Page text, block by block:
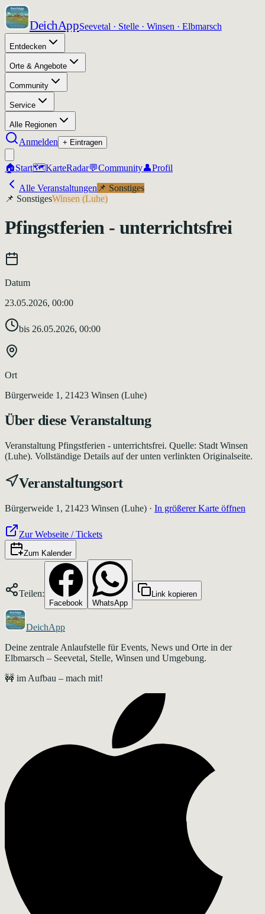
DeichAppSeevetal · Stelle · Winsen · Elbmarsch
Entdecken
Orte & Angebote
Community
Service
Alle Regionen
Anmelden + Eintragen
🏠Start🗺️KarteRadar💬Community👤Profil
Alle Veranstaltungen 📌 Sonstiges
📌 SonstigesWinsen (Luhe)
Pfingstferien - unterrichtsfrei
Datum
23.05.2026, 00:00
bis 26.05.2026, 00:00
Ort
Bürgerweide 1, 21423 Winsen (Luhe)
Über diese Veranstaltung
Veranstaltung Pfingstferien - unterrichtsfrei. Quelle: Stadt Winsen
(Luhe). Vollständige Details auf der unten verlinkten Originalseite.
Veranstaltungsort
Bürgerweide 1, 21423 Winsen (Luhe) · In größerer Karte öffnen
Zur Webseite / Tickets
Zum Kalender
Teilen:
Facebook WhatsApp
Link kopieren
DeichApp
Deine zentrale Anlaufstelle für Events, News und Orte in der
Elbmarsch – Seevetal, Stelle, Winsen und Umgebung.
🚧 im Aufbau – mach mit!